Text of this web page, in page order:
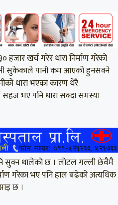
खर्च गरेर धारा निर्माण गरेको
सुकेकाले पानी कम आएको हुनसक्ने
धारा भएका कारण धेरै
सहज भए पनि धारा सक्दा समस्या
सुक्न थालेको छ । लोटल गल्ली छेवैमै
गरेका भए पनि हाल बढेको अत्यधिक
छ ।